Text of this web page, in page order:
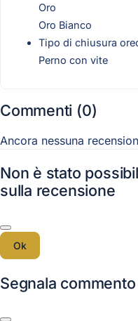
Oro
Oro Bianco
Tipo di chiusura
Perno con vite
Commenti (0)
Ancora nessuna
Non è stato
sulla recensione
Ok
Segnala commento